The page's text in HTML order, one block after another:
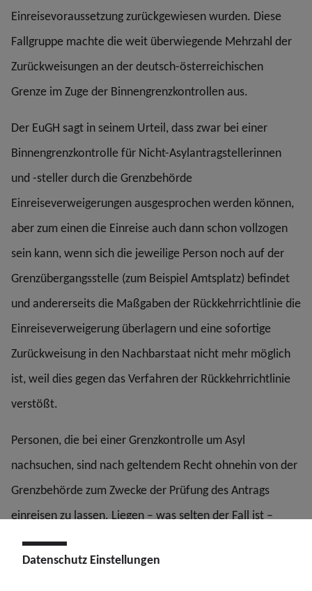
Einreisevoraussetzung zurückgewiesen wurden. Diese
Fallgruppe machte die weit überwiegende Mehrzahl der
Zurückweisungen an der deutsch-österreichischen
Grenze im Zuge der Binnengrenzkontrollen aus.
Der EuGH sagt in seinem Urteil, dass zwar bei einer
Binnengrenzkontrolle für Nicht-Asylantragstellerinnen
und -steller durch die Grenzbehörde
Einreiseverweigerungen ausgesprochen werden können,
aber zum einen die Einreise auch dann schon vollzogen
sein kann, wenn sich die jeweilige Person noch auf der
Grenzübergangsstelle (zum Beispiel Amtsplatz) befindet
und andererseits die Maßgaben der Rückkehrrichtlinie die
Einreiseverweigerung überlagern und eine sofortige
Zurückweisung in den Nachbarstaat nicht mehr möglich
ist, weil dies gegen das Verfahren der Rückkehrrichtlinie
verstößt.
Personen, die bei einer Grenzkontrolle um Asyl
nachsuchen, sind nach geltendem Recht ohnehin von der
Grenzbehörde zum Zwecke der Prüfung des Antrags
einreisen zu lassen. Liegen – was selten der Fall ist –
Einreiseverweigerungsgründe vor, so ist die Entscheidung
des EuGH gleichwohl auch auf sie anzuwenden.
Datenschutz Einstellungen